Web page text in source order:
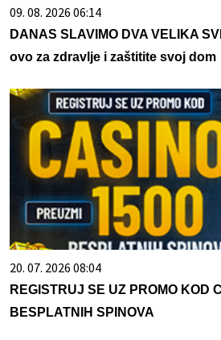
09. 08. 2026 06:14
DANAS SLAVIMO DVA VELIKA
ovo za zdravlje i zaštitite svoj dom
20. 07. 2026 08:04
REGISTRUJ SE UZ PROMO KOD
BESPLATNIH SPINOVA